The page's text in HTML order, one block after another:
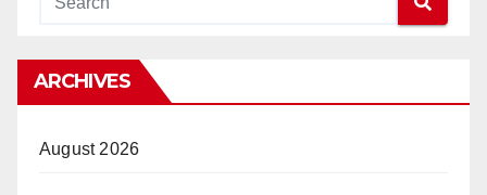
ARCHIVES
August 2026